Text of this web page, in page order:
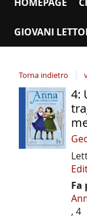
GIOVANI
Torna indietro
Dettaglio
del
documento
4:
Fa
, 4